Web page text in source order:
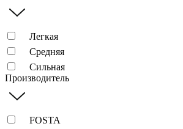
Легкая
Средняя
Сильная
Производитель
FOSTA